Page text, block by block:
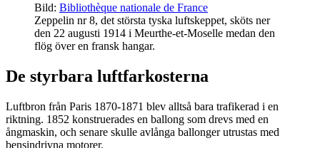
Bild: Bibliothèque nationale de France
Zeppelin nr 8, det största tyska luftskeppet, sköts ner
den 22 augusti 1914 i Meurthe-et-Moselle medan den
flög över en fransk hangar.
De styrbara luftfarkosterna
Luftbron från Paris 1870-1871 blev alltså bara trafikerad i en
riktning. 1852 konstruerades en ballong som drevs med en
ångmaskin, och senare skulle avlånga ballonger utrustas med
bensindrivna motorer.